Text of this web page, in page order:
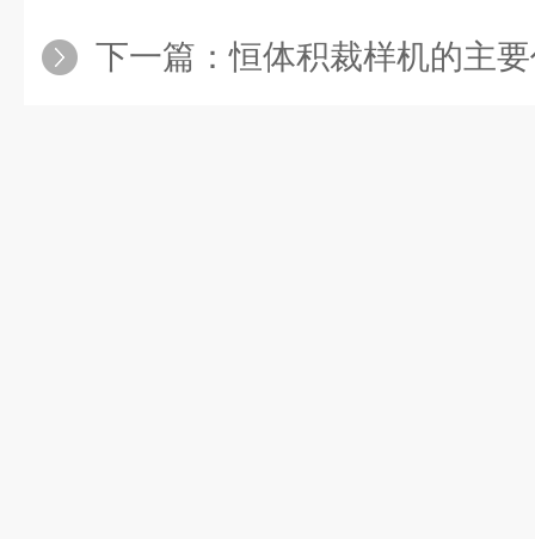
下一篇：恒体积裁样机的主要作